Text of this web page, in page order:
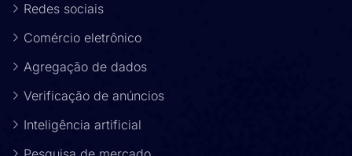
Redes sociais
Comércio eletrônico
Agregação de dados
Verificação de anúncios
Inteligência artificial